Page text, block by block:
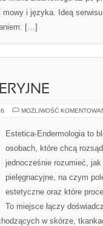
i języka. Ideą
[…]
MOŻLIWOŚĆ
Estetica-Endermologia to
osobach, które chcą
jednocześnie rozumieć, jak
pielęgnacyjne, na czym
estetyczne oraz które
To miejsce łączy
w skórze,